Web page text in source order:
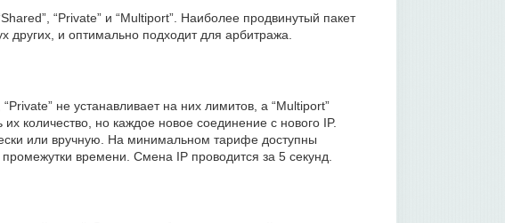
“Private” и “Multiport”. Наиболее продвинутый пакет
других, и оптимально подходит для арбитража.
не устанавливает на них лимитов, а “Multiport”
количество, но каждое новое соединение с нового IP.
или вручную. На минимальном тарифе доступны
времени. Смена IP проводится за 5 секунд.